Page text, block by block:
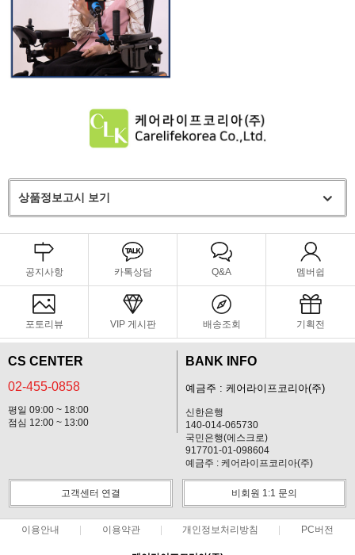
상품정보고시 보기
공지사항 카톡상담 Q&A 멤버쉽
포토리뷰 VIP 게시판 배송조회 기획전
CS CENTER
02-455-0858
평일 09:00 ~ 18:00
점심 12:00 ~ 13:00
BANK INFO
예금주 : 케어라이프코리아(주)
신한은행
140-014-065730
국민은행(에스크로)
917701-01-098604
예금주 : 케어라이프코리아(주)
고객센터 연결 비회원 1:1 문의
이용안내 이용약관 개인정보처리방침 PC버전